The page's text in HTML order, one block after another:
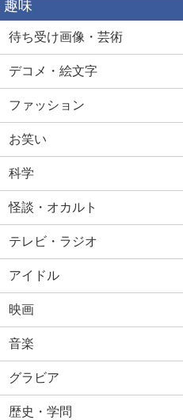
趣味
待ち受け画像・芸術
デコメ・絵文字
ファッション
お笑い
科学
怪談・オカルト
テレビ・ラジオ
アイドル
映画
音楽
グラビア
歴史・学問